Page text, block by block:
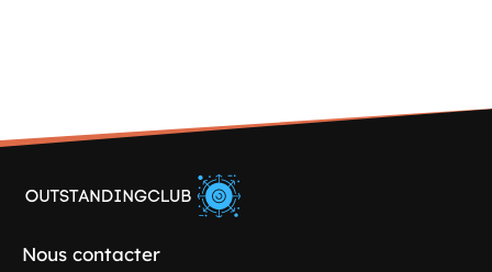
Nous contacter